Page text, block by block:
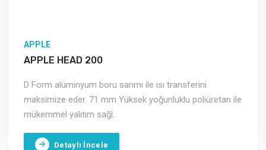
APPLE
APPLE HEAD 200
D Form alüminyum boru sarımı ile ısı transferini
maksimize eder. 71 mm Yüksek yoğunluklu poliüretan ile
mükemmel yalıtım sağl..
Detaylı İncele